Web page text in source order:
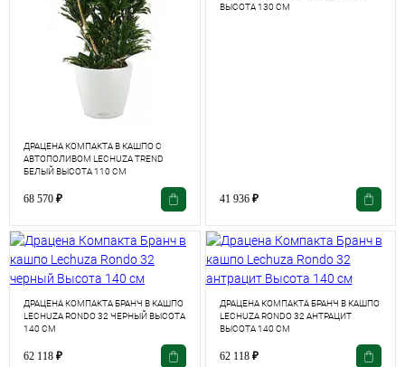
ДРАЦЕНА КОМПАКТА В КАШПО С
АВТОПОЛИВОМ LECHUZA TREND
БЕЛЫЙ ВЫСОТА 110 СМ
68 570 ₽
ВЫСОТА 130 СМ
41 936 ₽
ДРАЦЕНА КОМПАКТА БРАНЧ В КАШПО
LECHUZA RONDO 32 ЧЕРНЫЙ ВЫСОТА
140 СМ
62 118 ₽
ДРАЦЕНА КОМПАКТА БРАНЧ В КАШПО
LECHUZA RONDO 32 АНТРАЦИТ
ВЫСОТА 140 СМ
62 118 ₽